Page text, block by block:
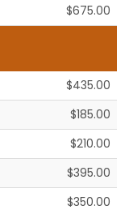
$675.00
$435.00
$185.00
$210.00
$395.00
$350.00